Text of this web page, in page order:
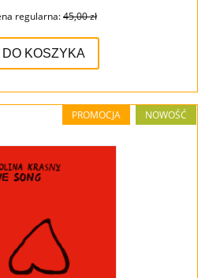
regularna:45,00 zł
DO KOSZYKA
PROMOCJA NOWOŚĆ